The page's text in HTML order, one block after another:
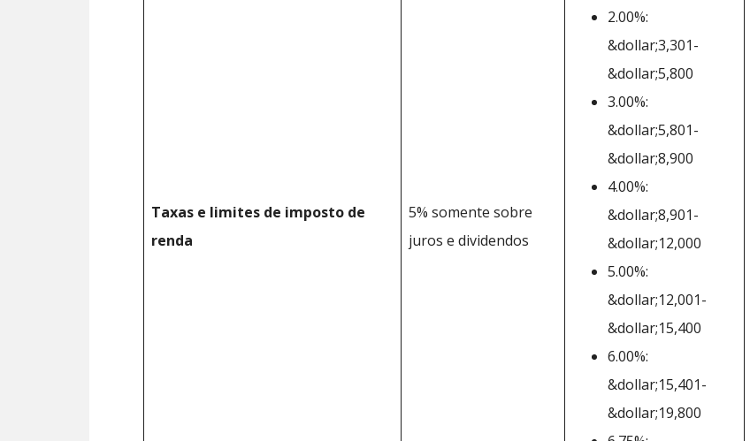
Taxas e limites de imposto de
renda
5% somente sobre
juros e dividendos
2.00%:
&dollar;3,301-
&dollar;5,800
3.00%:
&dollar;5,801-
&dollar;8,900
4.00%:
&dollar;8,901-
&dollar;12,000
5.00%:
&dollar;12,001-
&dollar;15,400
6.00%:
&dollar;15,401-
&dollar;19,800